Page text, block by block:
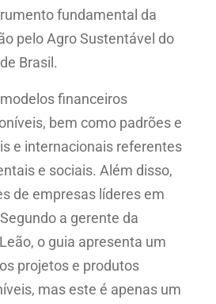
fundamental da
pelo Agro Sustentável do
Brasil.
financeiros
bem como padrões e
e internacionais referentes
e sociais. Além disso,
de empresas líderes em
a gerente da
o guia apresenta um
projetos e produtos
mas este é apenas um